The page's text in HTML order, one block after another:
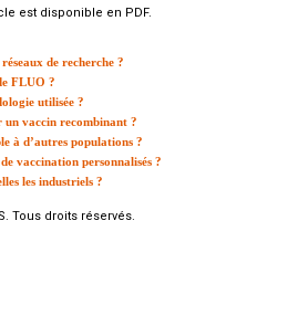
est disponible en PDF.
de recherche ?
FLUO ?
utilisée ?
un vaccin recombinant ?
à d’autres populations ?
vaccination personnalisés ?
les industriels ?
Tous droits réservés.